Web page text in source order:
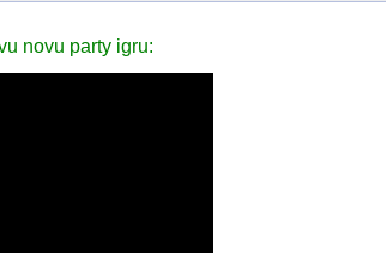
novu party igru: